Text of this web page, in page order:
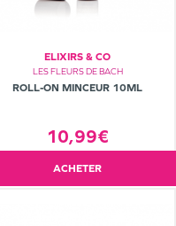
ELIXIRS & CO
LES FLEURS DE BACH
ROLL-ON MINCEUR 10ML
10,99€
ACHETER